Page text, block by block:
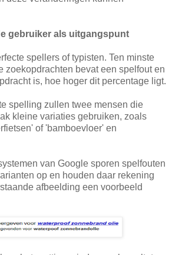
gebruiker als uitgangspunt
spellers of typisten. Ten minste
zoekopdrachten bevat een spelfout en
is, hoe hoger dit percentage ligt.
spelling zullen twee mensen die
kleine variaties gebruiken, zoals
of 'bamboevloer' en
van Google sporen spelfouten
op en houden daar rekening
afbeelding een voorbeeld